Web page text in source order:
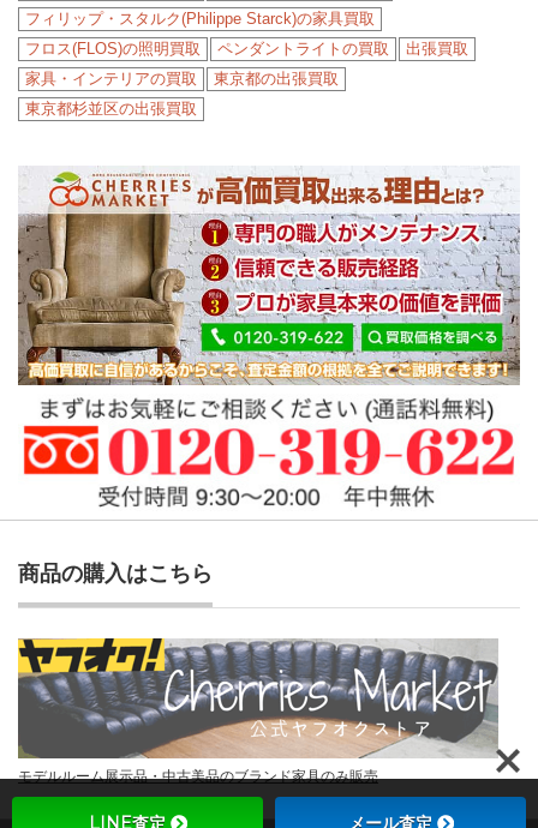
フィリップ・スタルク(Philippe Starck)の家具買取
フロス(FLOS)の照明買取
ペンダントライトの買取
出張買取
家具・インテリアの買取
東京都の出張買取
東京都杉並区の出張買取
商品の購入はこちら
モデルルーム展示品・中古美品のブランド家具のみ販売
LINE査定 メール査定